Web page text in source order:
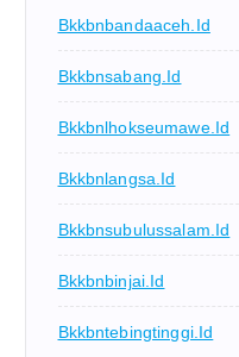
Bkkbnbandaaceh.id
Bkkbnsabang.id
Bkkbnlhokseumawe.id
Bkkbnlangsa.id
Bkkbnsubulussalam.id
Bkkbnbinjai.id
Bkkbntebingtinggi.id